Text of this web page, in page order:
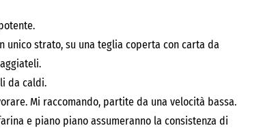
strato, su una teglia coperta con carta da
da caldi.
Mi raccomando, partite da una velocità bassa.
e piano piano assumeranno la consistenza di